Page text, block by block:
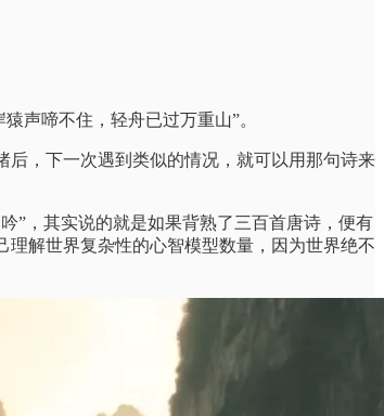
声啼不住，轻舟已过万重山”。
，下一次遇到类似的情况，就可以用那句诗来
”，其实说的就是如果背熟了三百首唐诗，便有
解世界复杂性的心智模型数量，因为世界绝不